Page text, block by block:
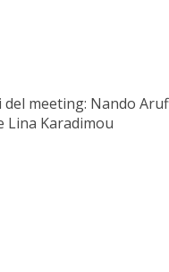
meeting: Nando
Lina Karadimou